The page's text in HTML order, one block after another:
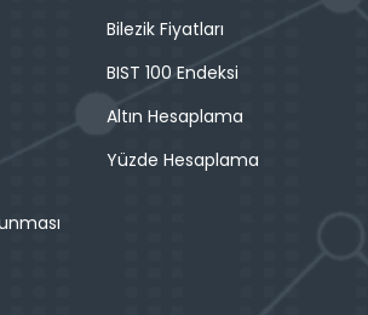
Bilezik Fiyatları
BIST 100 Endeksi
Altın Hesaplama
Yüzde Hesaplama